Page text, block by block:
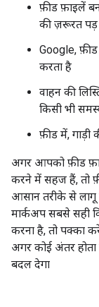
फ़ीड फ़ाइलें
की ज़रूरत
Google, फ़ीड
करता है
वाहन की
किसी भी
फ़ीड में, गाड़ी
अगर आपको फ़ीड
करने में सहज हैं, तो
आसान तरीके से लागू
मार्कअप सबसे सही
करना है, तो पक्का
अगर कोई अंतर
बदल देगा